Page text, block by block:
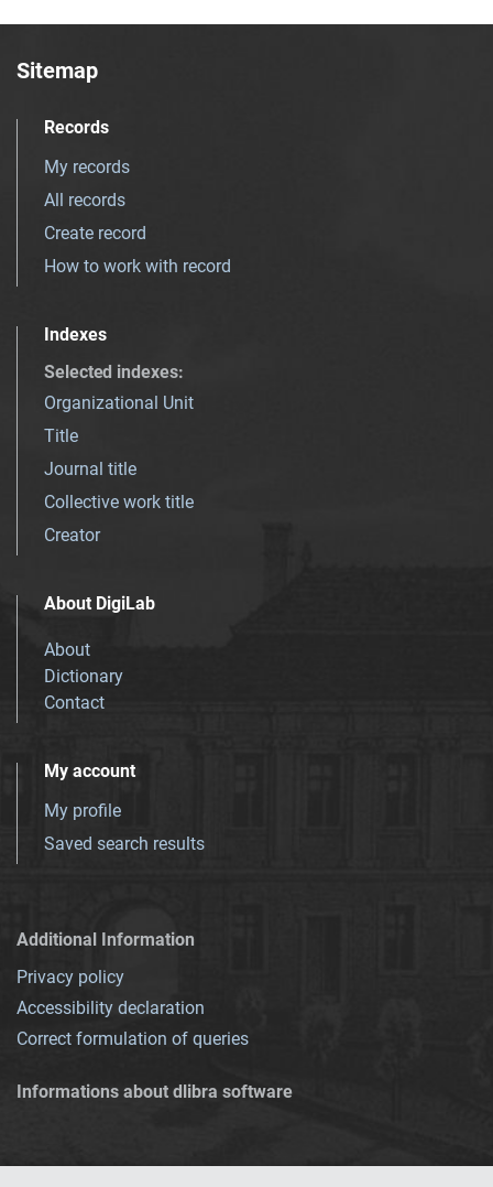
Sitemap
Records
My records
All records
Create record
How to work with record
Indexes
Selected indexes:
Organizational Unit
Title
Journal title
Collective work title
Creator
About DigiLab
About
Dictionary
Contact
My account
My profile
Saved search results
Additional Information
Privacy policy
Accessibility declaration
Correct formulation of queries
Informations about dlibra software